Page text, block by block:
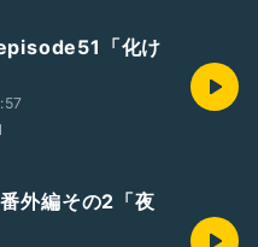
「化け
外編その2「夜